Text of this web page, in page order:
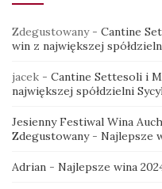
Zdegustowany- Cantine
win z największej
jacek - Cantine Settesoli i
największej spółdzielni
Jesienny Festiwal Wina
Zdegustowany- Najlepsze
Adrian - Najlepsze wina